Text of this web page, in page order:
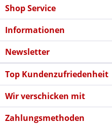
Shop Service
Informationen
Newsletter
Top Kundenzufriedenheit
Wir verschicken mit
Zahlungsmethoden